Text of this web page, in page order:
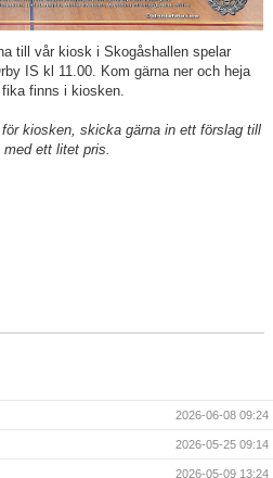
till vår kiosk i Skogåshallen spelar
IS kl 11.00. Kom gärna ner och heja
finns i kiosken.
kiosken, skicka gärna in ett förslag till
ett litet pris.
2026-06-08 09:24
2026-05-25 09:14
2026-05-09 13:24